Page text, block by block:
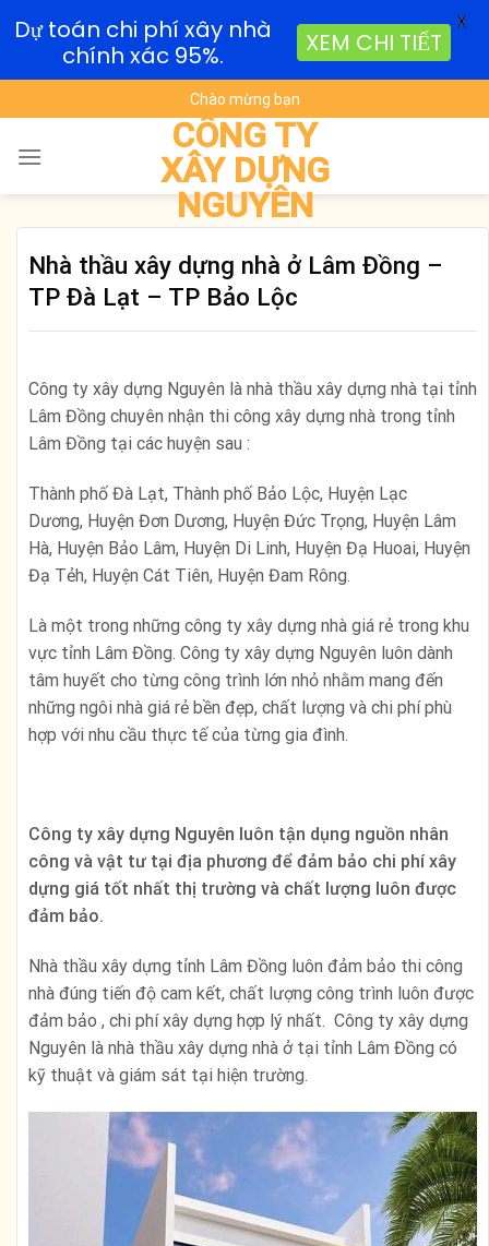
to
content
Chào mừng bạn
CÔNG TY
XÂY DỰNG
NGUYÊN
Nhà thầu xây dựng nhà ở Lâm Đồng –
TP Đà Lạt – TP Bảo Lộc
Công ty xây dựng Nguyên là nhà thầu xây dựng nhà tại tỉnh
Lâm Đồng chuyên nhận thi công xây dựng nhà trong tỉnh
Lâm Đồng tại các huyện sau :
Thành phố Đà Lạt, Thành phố Bảo Lộc, Huyện Lạc
Dương, Huyện Đơn Dương, Huyện Đức Trọng, Huyện Lâm
Hà, Huyện Bảo Lâm, Huyện Di Linh, Huyện Đạ Huoai, Huyện
Đạ Tẻh, Huyện Cát Tiên, Huyện Đam Rông.
Là một trong những công ty xây dựng nhà giá rẻ trong khu
vực tỉnh Lâm Đồng. Công ty xây dựng Nguyên luôn dành
tâm huyết cho từng công trình lớn nhỏ nhằm mang đến
những ngôi nhà giá rẻ bền đẹp, chất lượng và chi phí phù
hợp với nhu cầu thực tế của từng gia đình.
Công ty xây dựng Nguyên luôn tận dụng nguồn nhân
công và vật tư tại địa phương để đảm bảo chi phí xây
dựng giá tốt nhất thị trường và chất lượng luôn được
đảm bảo.
Nhà thầu xây dựng tỉnh Lâm Đồng luôn đảm bảo thi công
nhà đúng tiến độ cam kết, chất lượng công trình luôn được
đảm bảo , chi phí xây dựng hợp lý nhất. Công ty xây dựng
Nguyên là nhà thầu xây dựng nhà ở tại tỉnh Lâm Đồng có
kỹ thuật và giám sát tại hiện trường.
Dự toán chi phí xây nhà
chính xác 95%.
XEM CHI TIẾT
X